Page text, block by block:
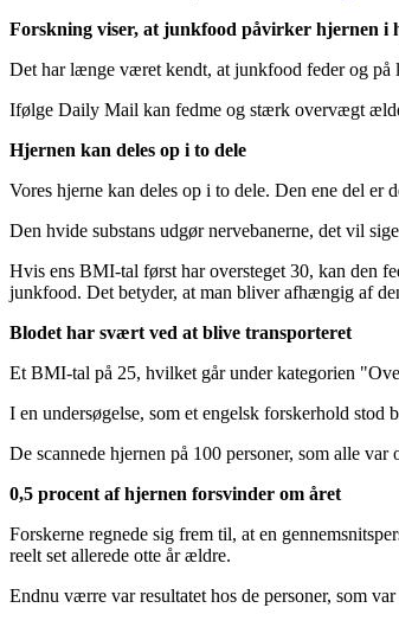
Forskning viser, at junkfood påvirker hjernen i
Det har længe været kendt, at junkfood feder og på
Ifølge Daily Mail kan fedme og stærk overvægt
Hjernen kan deles op i to dele
Vores hjerne kan deles op i to dele. Den ene del er
Den hvide substans udgør nervebanerne, det vil
Hvis ens BMI-tal først har oversteget 30, kan den
junkfood. Det betyder, at man bliver afhængig af
Blodet har svært ved at blive transporteret
Et BMI-tal på 25, hvilket går under kategorien
I en undersøgelse, som et engelsk forskerhold
De scannede hjernen på 100 personer, som alle
0,5 procent af hjernen forsvinder om året
Forskerne regnede sig frem til, at en
reelt set allerede otte år ældre.
Endnu værre var resultatet hos de personer, som